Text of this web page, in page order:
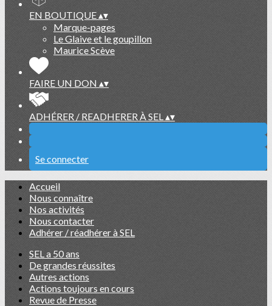
EN BOUTIQUE▴▾
Marque-pages
Le Glaive et le goupillon
Maurice Scève
FAIRE UN DON ▴▾
ADHÉRER / READHERER À SEL▴▾
Se connecter
Accueil
Nous connaître
Nos activités
Nous contacter
Adhérer / réadhérer à SEL
SEL a 50 ans
De grandes réussites
Autres actions
Actions toujours en cours
Revue de Presse